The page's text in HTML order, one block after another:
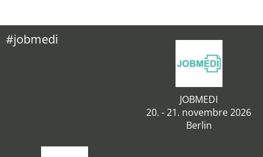
#jobmedi
JOBMEDI
20. - 21. novembre 2026
Berlin